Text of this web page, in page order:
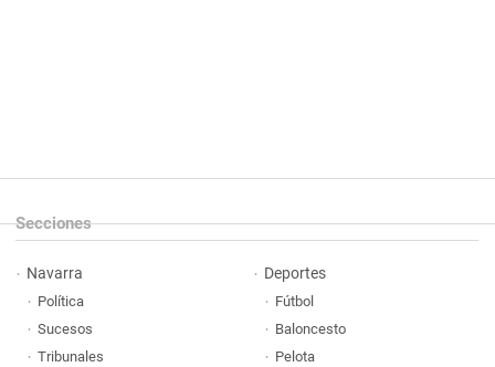
Secciones
Navarra
Política
Sucesos
Tribunales
Deportes
Fútbol
Baloncesto
Pelota